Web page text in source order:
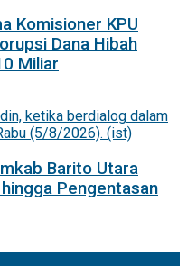
Komisioner KPU
Dana Hibah
Miliar
Barito Utara
Pengentasan